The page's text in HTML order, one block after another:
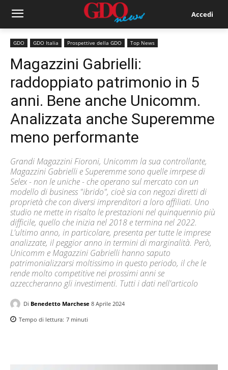
Accedi
GDO GDO Italia Prospettive della GDO Top News
Magazzini Gabrielli:
raddoppiato patrimonio in 5
anni. Bene anche Unicomm.
Analizzata anche Superemme
meno performante
Grandi Magazzini Fioroni, Unicomm la sua controllante,
Magazzini Gabrielli e Superemme sono quelle imrpese di
Selex - non le uniche - che operano sul mercato con un
modello di business "ibrido", cioè sia con negozi diretti di
proprietà che con diversi imprenditori a loro affiliati. Uno
studio ne mette in risalto le prestazioni nel quinquennio più
difficile, quello che inizia nel 2018 e termina nel 2022.
L'ultimo anno, in particolare, presenta per tutte le imprese
analizzate, il peggior anno in termini di marginalità. Però,
Unicomm e Magazzini Gabrielli hanno saputo
patrimonializzarsi moltissimo in questo periodo, il che le
rende molto competitive nei prossimi anni se
azzeccheranno gli investimenti. Tutti i dati nell'articolo
Di Benedetto Marchese 8 Aprile 2024
Tempo di lettura: 7 minuti